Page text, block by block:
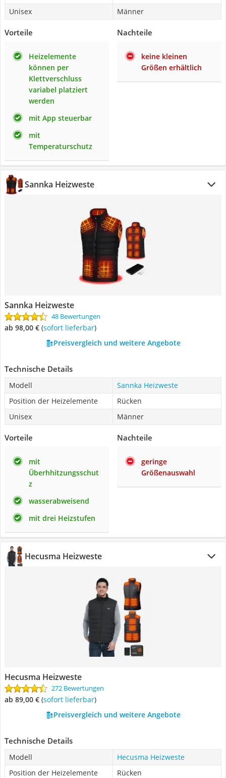
Unisex
Männer
Vorteile
Heizelemente
können per
Klettverschluss
variabel platziert
werden
mit App steuerbar
mit
Temperaturschutz
Nachteile
keine kleinen
Größen erhältlich
Sannka Heizweste
Sannka Heizweste
48 Bewertungen
ab 98,00 € ( Sofort lieferbar)
Preisvergleich und weitere Angebote
Technische Details
Modell
Sannka Heizweste
Position der Heizelemente
Rücken
Unisex
Männer
Vorteile
mit
Überhhitzungsschut
z
wasserabweisend
mit drei Heizstufen
Nachteile
geringe
Größenauswahl
Hecusma Heizweste
Hecusma Heizweste
272 Bewertungen
ab 89,00 € ( Sofort lieferbar)
Preisvergleich und weitere Angebote
Technische Details
Modell
Hecusma Heizweste
Position der Heizelemente
Rücken